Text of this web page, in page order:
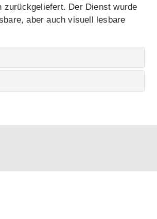
Der Dienst wurde
aber auch visuell lesbare